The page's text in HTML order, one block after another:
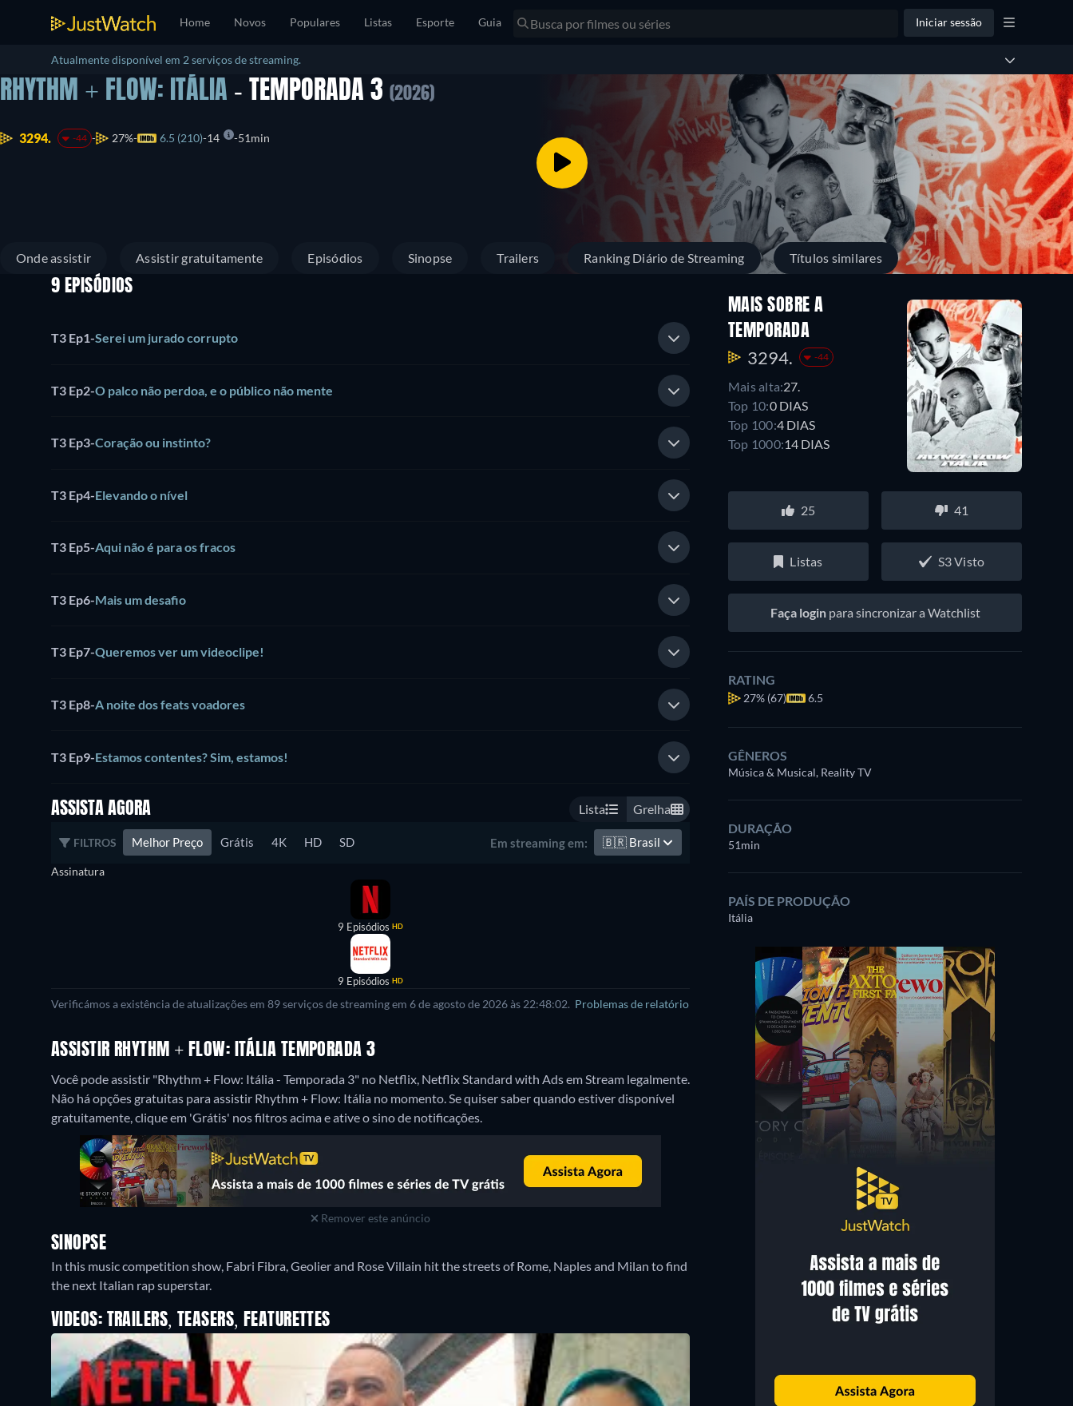
Home Novos Populares Listas Esporte Guia Iniciar sessão
Atualmente disponível em 2 serviços de streaming.
RHYTHM + FLOW: ITÁLIA - TEMPORADA 3 (2026)
3294. -44 27% 6.5 (210) 14 51min
Onde assistir Assistir gratuitamente Episódios Sinopse Trailers Ranking Diário de Streaming Títulos similares
9 EPISÓDIOS
T3 Ep1-Serei um jurado corrupto
T3 Ep2-O palco não perdoa, e o público não mente
T3 Ep3-Coração ou instinto?
T3 Ep4-Elevando o nível
T3 Ep5-Aqui não é para os fracos
T3 Ep6-Mais um desafio
T3 Ep7-Queremos ver um videoclipe!
T3 Ep8-A noite dos feats voadores
T3 Ep9-Estamos contentes? Sim, estamos!
ASSISTA AGORA Lista Grelha
FILTROS Melhor Preço Grátis 4K HD SD Em streaming em: 🇧🇷 Brasil
Assinatura
9 Episódios HD
9 Episódios HD
Verificámos a existência de atualizações em 89 serviços de streaming em 6 de agosto de 2026 às 22:48:02. Problemas de relatório
ASSISTIR RHYTHM + FLOW: ITÁLIA TEMPORADA 3
Você pode assistir "Rhythm + Flow: Itália - Temporada 3" no Netflix, Netflix Standard with Ads em Stream legalmente.
Não há opções gratuitas para assistir Rhythm + Flow: Itália no momento. Se quiser saber quando estiver disponível
gratuitamente, clique em 'Grátis' nos filtros acima e ative o sino de notificações.
Remover este anúncio
SINOPSE
In this music competition show, Fabri Fibra, Geolier and Rose Villain hit the streets of Rome, Naples and Milan to find
the next Italian rap superstar.
VIDEOS: TRAILERS, TEASERS, FEATURETTES
MAIS SOBRE A
TEMPORADA
3294. -44
Mais alta:27.
Top 10:0 DIAS
Top 100:4 DIAS
Top 1000:14 DIAS
25 41
Listas S3 Visto
Faça loginpara sincronizar a Watchlist
RATING
27% (67) 6.5
GÊNEROS
Música & Musical, Reality TV
DURAÇÃO
51min
PAÍS DE PRODUÇÃO
Itália